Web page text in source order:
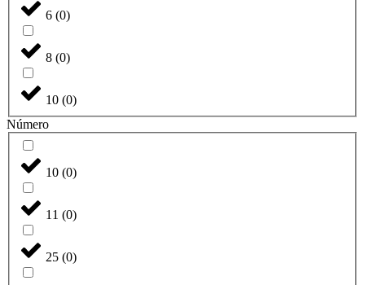
6 (0)
8 (0)
10 (0)
Número
10 (0)
11 (0)
25 (0)